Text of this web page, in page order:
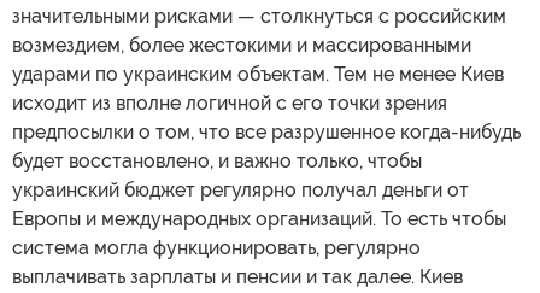
значительными рисками — столкнуться с российским
возмездием, более жестокими и массированными
ударами по украинским объектам. Тем не менее Киев
исходит из вполне логичной с его точки зрения
предпосылки о том, что все разрушенное когда-нибудь
будет восстановлено, и важно только, чтобы
украинский бюджет регулярно получал деньги от
Европы и международных организаций. То есть чтобы
система могла функционировать, регулярно
выплачивать зарплаты и пенсии и так далее. Киев